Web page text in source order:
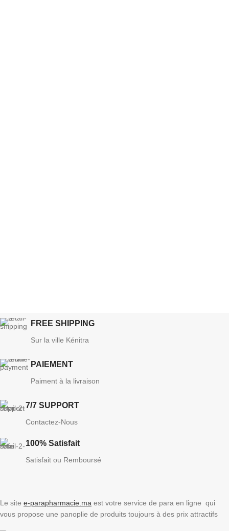
FREE SHIPPING
Sur la ville Kénitra
PAIEMENT
Paiment à la livraison
7/7 SUPPORT
Contactez-Nous
100% Satisfait
Satisfait ou Remboursé
Le site e-parapharmacie.ma est votre service de para en ligne qui
vous propose une panoplie de produits toujours à des prix attractifs